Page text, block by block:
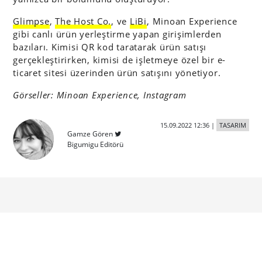
Glimpse,The Host Co., ve LiBi, Minoan Experience
gibi canlı ürün yerleştirme yapan girişimlerden
bazıları. Kimisi QR kod taratarak ürün satışı
gerçekleştirirken, kimisi de işletmeye özel bir e-
ticaret sitesi üzerinden ürün satışını yönetiyor.
Görseller: Minoan Experience, Instagram
Gamze Gören
Bigumigu Editörü
15.09.2022 12:36| TASARIM